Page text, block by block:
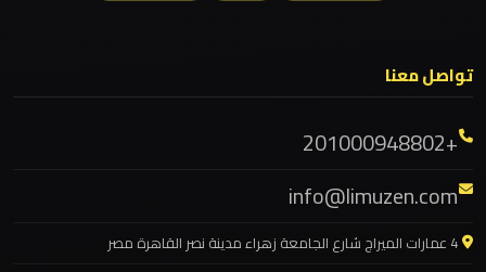
ليموزين مرسيدس ايجار بالسائق فى مصر
ليموزين مرسي مطروح
ليموزين مرسي علم
ليموزين مدينتي
ليموزين
طنطا
ليموزين
تواصل معنا
+201000948802
info@limuzen.com
4 عمارات الميراج شارع الجامعة زهراء مدينة نصر القاهرة مصر